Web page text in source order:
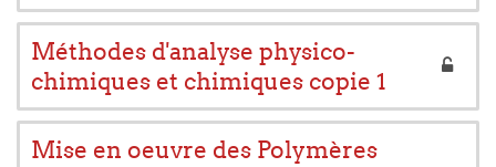
Méthodes d'analyse physico-
chimiques et chimiques copie 1
Mise en oeuvre des Polymères